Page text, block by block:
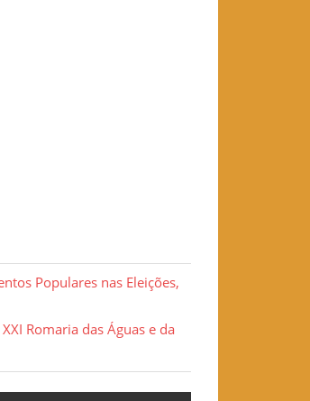
Populares nas Eleições,
Romaria das Águas e da